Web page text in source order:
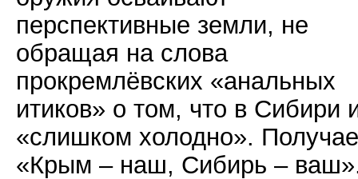
перспективные земли, не
обращая на слова
прокремлёвских «анальных
итиков» о том, что в Сибири
«слишком холодно».
«Крым – наш, Сибирь –